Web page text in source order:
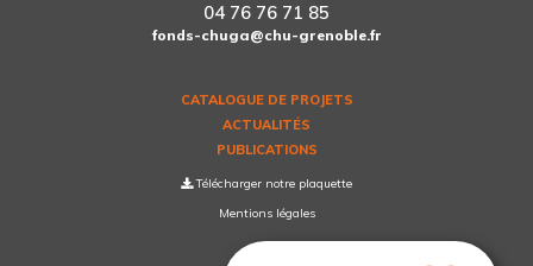
04 76 76 71 85
fonds-chuga@chu-grenoble.fr
CATALOGUE DE PROJETS
ACTUALITÉS
PUBLICATIONS
Télécharger notre plaquette
Mentions légales